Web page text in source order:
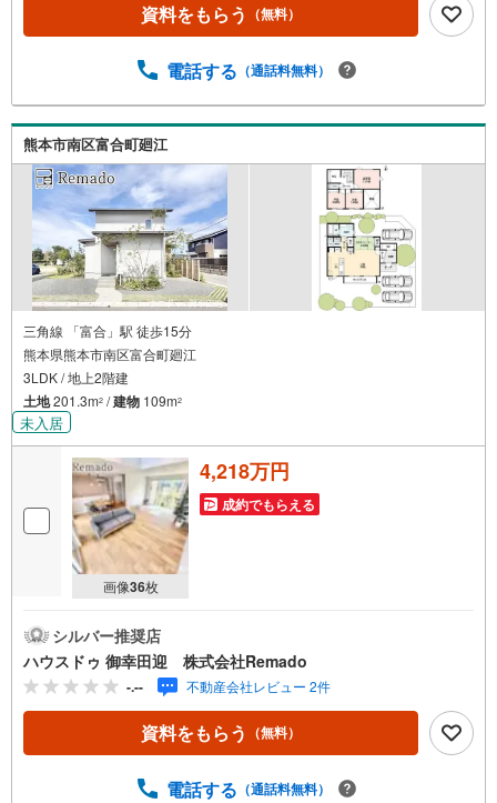
資料をもらう （無料）
電話する （通話料無料）
熊本市南区富合町廻江
三角線 「富合」駅 徒歩15分
熊本県熊本市南区富合町廻江
3LDK / 地上2階建
土地201.3m2 /建物 109m2
未入居
画像36枚
4,218万円
成約でもらえる
シルバー推奨店
ハウスドゥ 御幸田迎 株式会社Remado
-.-- 不動産会社レビュー 2件
資料をもらう （無料）
電話する （通話料無料）